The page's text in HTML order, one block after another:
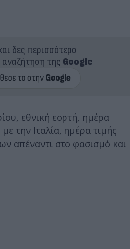
δες περισσότερο
αναζήτηση της Google
εθνική εορτή, ημέρα
την Ιταλία, ημέρα τιμής
απέναντι στο φασισμό και